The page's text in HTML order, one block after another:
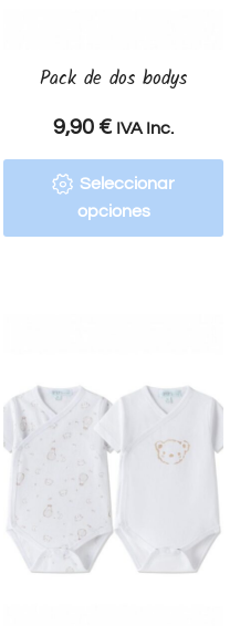
Pack de dos bodys
9,90 € IVA Inc.
Seleccionar
opciones